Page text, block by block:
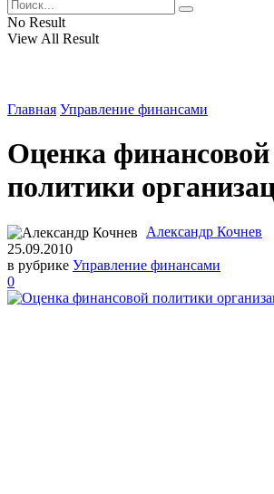
No Result
View All Result
Главная Управление финансами
Оценка финансовой
политики
Александр Кочнев
25.09.2010
в рубрике Управление финансами
0